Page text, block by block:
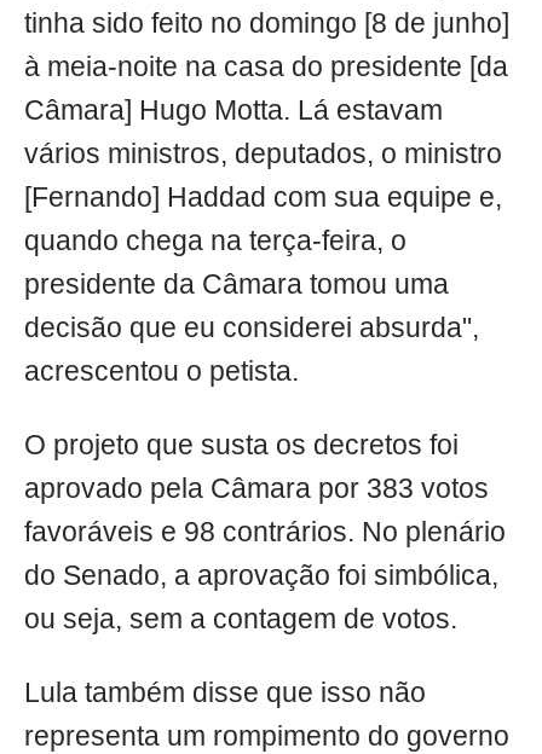
tinha sido feito no domingo [8 de junho]
à meia-noite na casa do presidente [da
Câmara] Hugo Motta. Lá estavam
vários ministros, deputados, o ministro
[Fernando] Haddad com sua equipe e,
quando chega na terça-feira, o
presidente da Câmara tomou uma
decisão que eu considerei absurda",
acrescentou o petista.
O projeto que susta os decretos foi
aprovado pela Câmara por 383 votos
favoráveis e 98 contrários. No plenário
do Senado, a aprovação foi simbólica,
ou seja, sem a contagem de votos.
Lula também disse que isso não
representa um rompimento do governo